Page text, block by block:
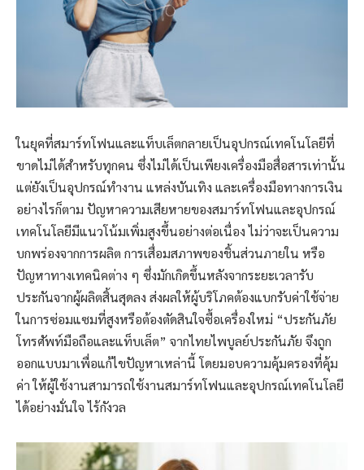
ในยุคที่สมาร์ทโฟนและแท็บเล็ตกลายเป็นอุปกรณ์เทคโนโลยีที่
ขาดไม่ได้สำหรับทุกคน ซึ่งไม่ได้เป็นเพียงเครื่องมือสื่อสารเท่านั้น
แต่ยังเป็นอุปกรณ์ทำงาน แหล่งบันเทิง และเครื่องมือทางการเงิน
อย่างไรก็ตาม ปัญหาความเสียหายของสมาร์ทโฟนและอุปกรณ์
เทคโนโลยีมีแนวโน้มเพิ่มสูงขึ้นอย่างต่อเนื่อง ไม่ว่าจะเป็นความ
บกพร่องจากการผลิต การเสื่อมสภาพของชิ้นส่วนภายใน หรือ
ปัญหาทางเทคนิคต่าง ๆ ซึ่งมักเกิดขึ้นหลังจากระยะเวลารับ
ประกันจากผู้ผลิตสิ้นสุดลง ส่งผลให้ผู้บริโภคต้องแบกรับค่าใช้จ่าย
ในการซ่อมแซมที่สูงหรือต้องตัดสินใจซื้อเครื่องใหม่ “ประกันภัย
โทรศัพท์มือถือและแท็บเล็ต” จากไทยไพบูลย์ประกันภัย จึงถูก
ออกแบบมาเพื่อแก้ไขปัญหาเหล่านี้ โดยมอบความคุ้มครองที่คุ้ม
ค่า ให้ผู้ใช้งานสามารถใช้งานสมาร์ทโฟนและอุปกรณ์เทคโนโลยี
ได้อย่างมั่นใจ ไร้กังวล